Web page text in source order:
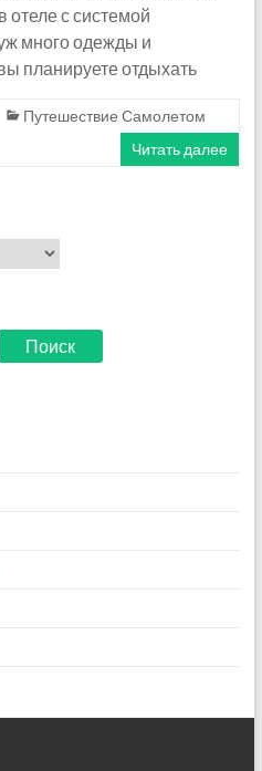
отеле с системой
много одежды и
планируете отдыхать
Путешествие Самолетом
Читать далее
Поиск